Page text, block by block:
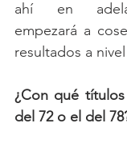
ahí en
empezará a
resultados a
¿Con qué
del 72 o el del